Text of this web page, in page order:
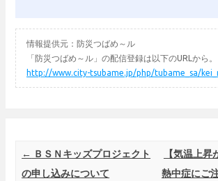
情報提供元：防災つばめ～ル
「防災つばめ～ル」の配信登録は以下のURLから。
http://www.city-tsubame.jp/php/tubame_sa/
Post navigation
← ＢＳＮキッズプロジェクト
の申し込みについて
【気温上昇
熱中症にご